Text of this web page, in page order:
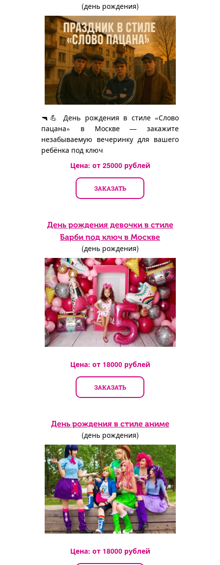
(день рождения)
🔫💪 День рождения в стиле «Слово
пацана» в Москве — закажите
незабываемую вечеринку для вашего
ребёнка под ключ
Цена: от 25000рублей
ЗАКАЗАТЬ
День рождения девочки в стиле
Барби под ключ в Москве
(день рождения)
Цена: от 18000рублей
ЗАКАЗАТЬ
День рождения в стиле аниме
(день рождения)
Цена: от 18000рублей